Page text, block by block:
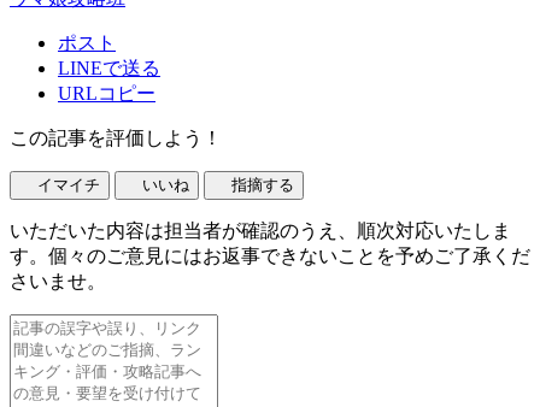
ポスト
LINEで送る
URLコピー
この記事を評価しよう！
イマイチ いいね 指摘する
いただいた内容は担当者が確認のうえ、順次対応いたしま
す。個々のご意見にはお返事できないことを予めご了承くだ
さいませ。